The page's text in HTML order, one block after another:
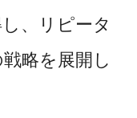
、リピータ
略を展開し